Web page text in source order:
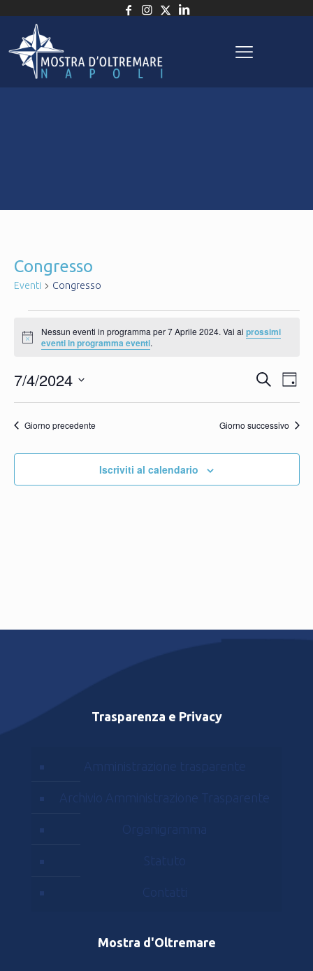
Congresso
Eventi Congresso
Eventi
for
7
Aprile
2024
Notice
Nessun eventi in programma per 7 Aprile 2024. Vai aiprossimi
eventi in programma eventi.
e
Cerca
7/4/2024
Seleziona
la Giorno precedente Giorno successivo
Iscriviti al calendario
Trasparenza e Privacy
Amministrazione trasparente
Archivio Amministrazione Trasparente
Organigramma
Statuto
Contatti
Mostra d'Oltremare